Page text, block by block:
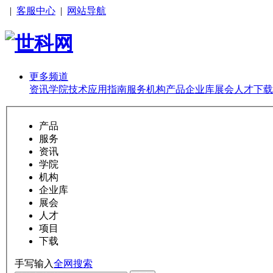
| 客服中心 | 网站导航
更多频道
资讯学院技术应用指南服务机构产品企业库展会 人才下载
产品
服务
资讯
学院
机构
企业库
展会
人才
项目
下载
手写输入全网搜索